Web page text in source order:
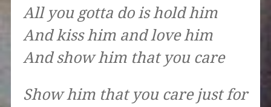
All you gotta do is hold him
And kiss him and love him
And show him that you care
Show him that you care just for